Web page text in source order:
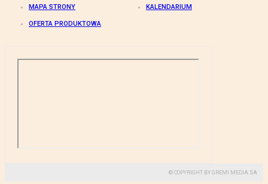
MAPA STRONY KALENDARIUM
OFERTA PRODUKTOWA
© COPYRIGHT BY GREMI MEDIA SA